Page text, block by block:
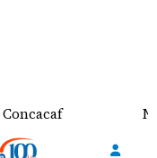
Nathalee